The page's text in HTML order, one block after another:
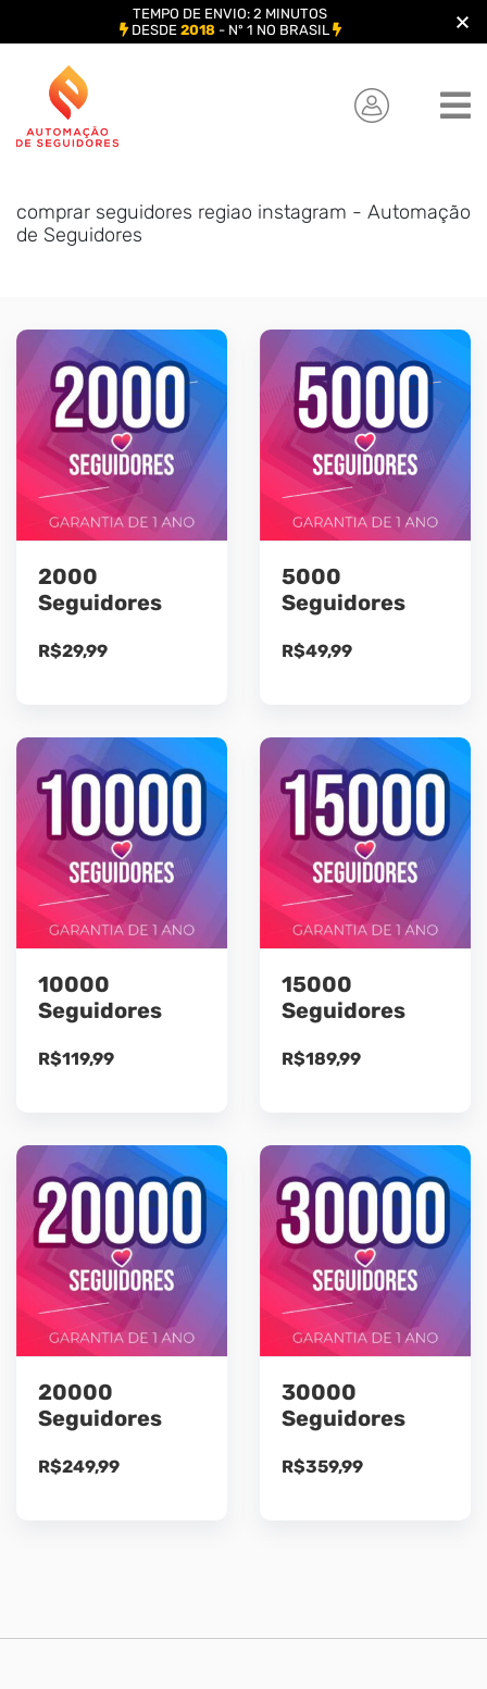
content
comprar seguidores regiao instagram - Automação
de Seguidores
2000
Seguidores
R$29,99
5000
Seguidores
R$49,99
10000
Seguidores
R$119,99
15000
Seguidores
R$189,99
20000
Seguidores
R$249,99
30000
Seguidores
R$359,99
TEMPO DE ENVIO: 2 MINUTOS
DESDE 2018- Nº 1 NO BRASIL